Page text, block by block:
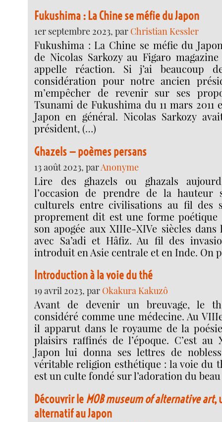
Fukushima : La Chine se méfie du Japon
1er septembre 2023, par Christian Kessler
Fukushima : La Chine se méfie du
de Nicolas Sarkozy au Figaro
appelle réaction. Si j’ai beaucoup
considération pour notre ancien
m’empêcher de revenir sur ses
Tsunami de Fukushima du 11 mars
Japon en général. Nicolas Sarkozy
président, (…)
Ghazels — poèmes persans
13 août 2023, parAnonyme
Lire des ghazels ou ghazals
l’occasion de prendre de la hauteur
culturels entre civilisations au fil des
proprement dit est une forme poétique
son apogée aux XIIIe-XIVe siècles dans
avec Sa’adi et Hâfiz. Au fil des
introduit en Asie centrale et en Inde. On
Introduction à la voie du thé
19 avril 2023, par Okakura Kakuzô
Avant de devenir un breuvage, le
considéré comme une médecine. Au
il apparut dans le royaume de la
plaisirs raffinés de l’époque. C’est au
Japon lui donna ses lettres de
véritable religion esthétique : la voie du
est un culte fondé sur l’adoration du
Découvrir le MOB museum of alternative art,
alternatif au Japon